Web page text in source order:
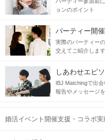
ョンのポイント
パーティー開
実際のパーティー
交えてご紹介します
しあわせエピ
IBJ Matchingで出
報告やメッセージ
婚活イベント開催支援・コラボ実